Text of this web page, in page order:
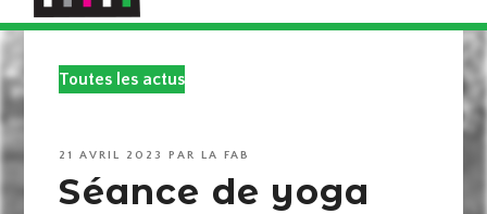
Toutes les actus
PUBLIÉ
21 AVRIL 2023 PARLA FAB
Séance de yoga